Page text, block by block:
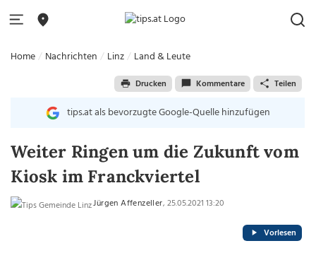
Home Nachrichten Linz Land & Leute
Drucken Kommentare Teilen
tips.at als bevorzugte Google-Quelle hinzufügen
Weiter Ringen um die Zukunft vom
Kiosk im Franckviertel
Jürgen Affenzeller, 25.05.2021 13:20
Vorlesen